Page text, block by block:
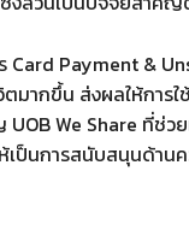
Payment &
ากขึ้น ส่งผลให้การใ
We Share ที่ช่ว
ป็นการสนับสนุนด้า